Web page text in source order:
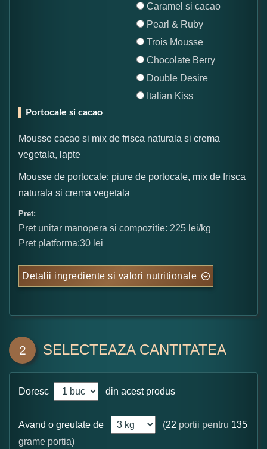
Caramel si cacao
Pearl & Ruby
Trois Mousse
Chocolate Berry
Double Desire
Italian Kiss
Portocale si cacao
Mousse cacao si mix de frisca naturala si crema
vegetala, lapte
Mousse de portocale: piure de portocale, mix de frisca
naturala si crema vegetala
Pret:
Pret unitar manopera si compozitie: 225 lei/kg
Pret platforma:30 lei
Detalii ingrediente si valori nutritionale
2 SELECTEAZA CANTITATEA
Doresc din acest produs
Avand o greutate de (22 portii pentru 135
grame portia)